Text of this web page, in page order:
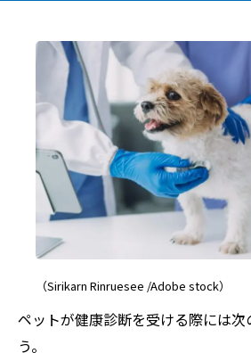
（Sirikarn Rinruesee /Adobe stock）
ペットが健康診断を受ける際には次
う。